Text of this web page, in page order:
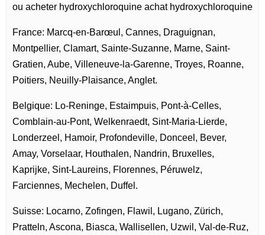
ou acheter hydroxychloroquine achat hydroxychloroquine
France: Marcq-en-Barœul, Cannes, Draguignan,
Montpellier, Clamart, Sainte-Suzanne, Marne, Saint-
Gratien, Aube, Villeneuve-la-Garenne, Troyes, Roanne,
Poitiers, Neuilly-Plaisance, Anglet.
Belgique: Lo-Reninge, Estaimpuis, Pont-à-Celles,
Comblain-au-Pont, Welkenraedt, Sint-Maria-Lierde,
Londerzeel, Hamoir, Profondeville, Donceel, Bever,
Amay, Vorselaar, Houthalen, Nandrin, Bruxelles,
Kaprijke, Sint-Laureins, Florennes, Péruwelz,
Farciennes, Mechelen, Duffel.
Suisse: Locarno, Zofingen, Flawil, Lugano, Zürich,
Pratteln, Ascona, Biasca, Wallisellen, Uzwil, Val-de-Ruz,